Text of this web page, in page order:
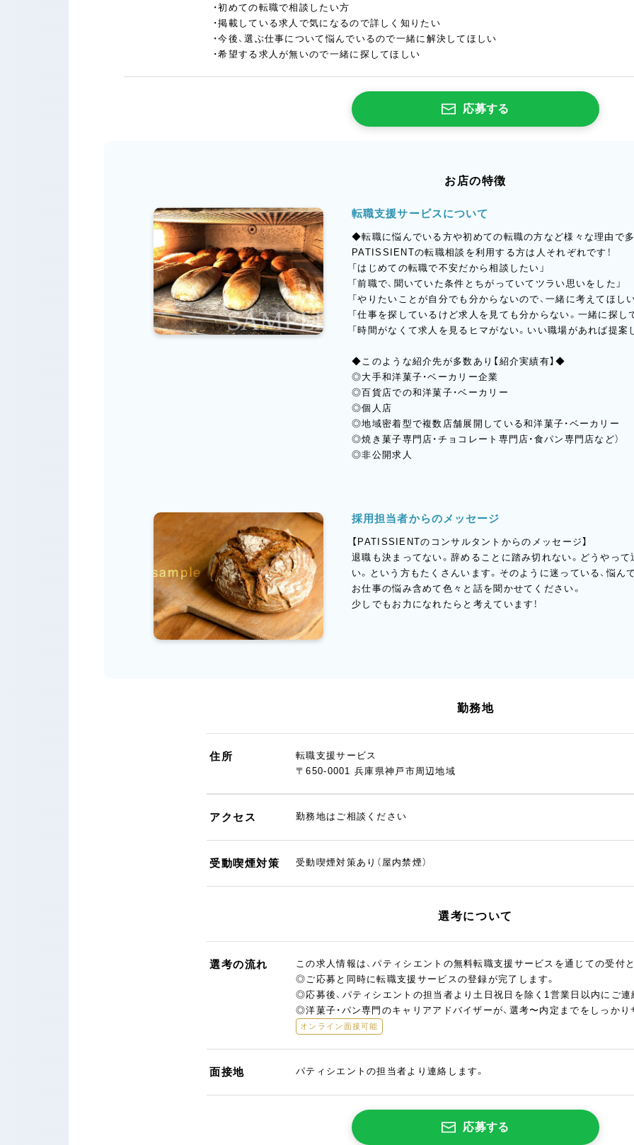
・初めての転職で相談したい方
・掲載している求人で気になるので詳しく知りたい
・今後、選ぶ仕事について悩んでいるので一緒に解決してほしい
・希望する求人が無いので一緒に探してほしい
応募する
お店の特徴
転職支援サービスについて
◆転職に悩んでいる方や初めての転職の方など様々な理由で
PATISSIENTの転職相談を利用する方は人それぞれです！
「はじめての転職で不安だから相談したい」
「前職で、聞いていた条件とちがっていてツラい思いをした」
「やりたいことが自分でも分からないので、一緒に考えてほし
「仕事を探しているけど求人を見ても分からない。一緒に探し
「時間がなくて求人を見るヒマがない。いい職場があれば提案
◆このような紹介先が多数あり【紹介実績有】◆
◎大手和洋菓子・ベーカリー企業
◎百貨店での和洋菓子・ベーカリー
◎個人店
◎地域密着型で複数店舗展開している和洋菓子・ベーカリー
◎焼き菓子専門店・チョコレート専門店・食パン専門店など）
◎非公開求人
採用担当者からのメッセージ
【PATISSIENTのコンサルタントからのメッセージ】
退職も決まってない。辞めることに踏み切れない。どうやっ
い。という方もたくさんいます。そのように迷っている、悩ん
お仕事の悩み含めて色々と話を聞かせてください。
少しでもお力になれたらと考えています！
勤務地
住所
転職支援サービス
〒650-0001 兵庫県神戸市周辺地域
アクセス 勤務地はご相談ください
受動喫煙対策 受動喫煙対策あり（屋内禁煙）
選考について
選考の流れ
この求人情報は、パティシエントの無料転職支援サービスを通じての受付
◎ご応募と同時に転職支援サービスの登録が完了します。
◎応募後、パティシエントの担当者より土日祝日を除く1営業日以内にご連
◎洋菓子・パン専門のキャリアアドバイザーが、選考〜内定までをしっかり
オンライン面接可能
面接地 パティシエントの担当者より連絡します。
応募する